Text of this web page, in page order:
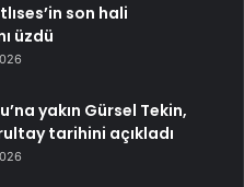
son hali
üzdü
yakın Gürsel Tekin,
tarihini açıkladı